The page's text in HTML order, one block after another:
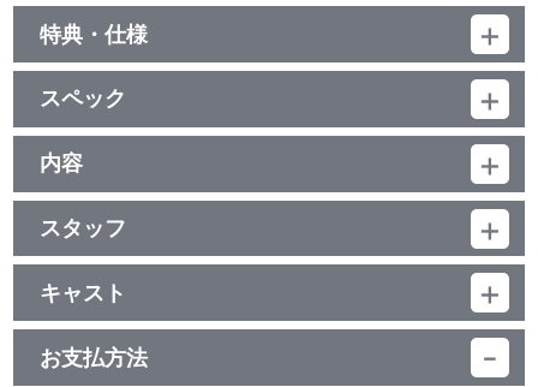
特典・仕様
特典
解説書（8P）
映像特典
ノンテロップオープニング（ねんどアニメ）、映画特報、予告編、
設定資料集（静止画）
スペック
品番：BCXA-1791
ジャンル：劇場公開アニメ
(本編100分＋映像特典4分)／ﾘﾆｱPCM(ｻﾗｳﾝﾄﾞ･一部ｽﾃﾚｵ)／AVC／
BD50G／16:9<1080p High Definition>／日本語字幕付（ON･OFF
可能）／カラー／確104分／1巻
内容
制作年度：1998年
【収録内容】
オラ、のはらしんのすけ５才。またまた地球の大ピンチだゾ！！
時は現代。世界征服をもくろむ秘密組織“ブタのヒヅメ”は、電子
工学の天才・大袋博士とその助手アンジェラ青梅をだまし、恐ろし
いコンピュータウィルスを作り出した。それを知った正義の秘密組
織“ＳＭＬ”の一員、コードネーム〈お色気〉は、機械を動かすため
に必要なパスワードが入っているトランクを盗み、お台場の海に逃
スタッフ
原作：臼井儀人（らくだ社）／監督・脚本・絵コンテ：原 恵一／演
出：水島 努／作画監督：原 勝徳・堤 のりゆき／キャラクターデザ
イン：原 勝徳／設定デザイン：湯浅政明／美術監督：川井 憲・古
賀 徹／色彩設定：野中幸子／撮影監督：梅田俊之／ねんどアニメ：
石田卓也／音楽：荒川敏行・宮崎慎二／録音監督：大熊 昭／編集：
岡安 肇／主題歌：「PURENESS」歌：SHAZNA／制作：シンエイ
キャスト
しんのすけ：矢島晶子／みさえ：ならはしみき／ひろし：藤原啓治
／ひまわり：こおろぎさとみ／風間くん：真柴摩利／ネネちゃん：
林 玉緒／マサオくん：鈴木みえ／ボーちゃん：佐藤智恵／お色気：
お支払方法